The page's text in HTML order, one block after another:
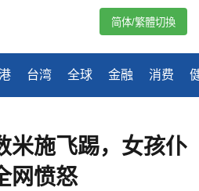
台湾 全球 金融 消费
简体/繁體切換
米施飞踢，女孩仆
网愤怒